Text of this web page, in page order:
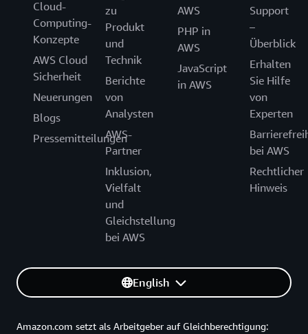
Cloud-
Computing-
Konzepte
AWS Cloud
Sicherheit
Neuerungen
Blogs
Pressemitteilungen
zu
Produkt
und
Technik
Berichte
von
Analysten
AWS-
Partner
Inklusion,
Vielfalt
und
Gleichstellung
bei AWS
AWS
PHP in
AWS
JavaScript
in AWS
Support
–
Überblick
Erhalten
Sie Hilfe
von
Experten
bei AWS
Rechtlicher
Hinweis
English
Amazon.com setzt als Arbeitgeber auf Gleichberechtigung: